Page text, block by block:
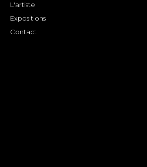
L'artiste
Expositions
Contact